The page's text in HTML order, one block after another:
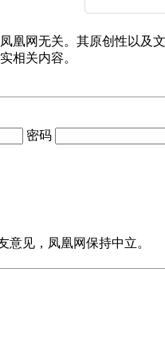
凰网无关。其原创性以及
相关内容。
密码
意见，凤凰网保持中立。